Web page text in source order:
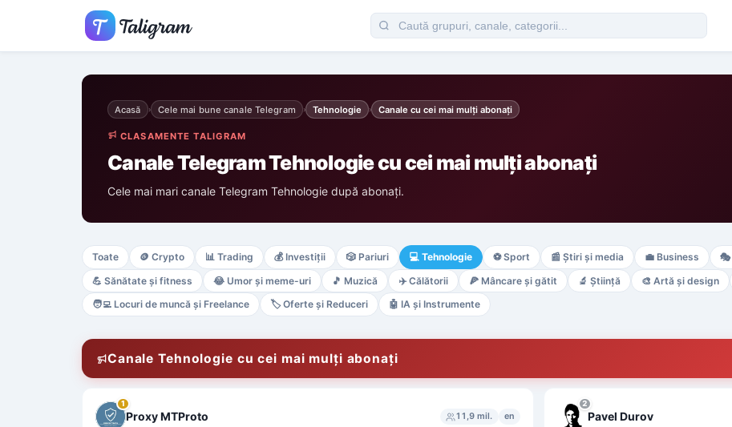
Acasă › Cele mai bune canale Telegram › Tehnologie › Canale cu cei mai mulți abonați
CLASAMENTE TALIGRAM
Canale Telegram Tehnologie cu cei mai mulți abonați
Cele mai mari canale Telegram Tehnologie după abonați.
Toate 🪙 Crypto 📊 Trading 💰 Investiții 🎲 Pariuri 💻 Tehnologie ⚽ Sport 📰 Știri și media 💼 Business 🎭
💪 Sănătate și fitness 😂 Umor și meme-uri 🎵 Muzică ✈️ Călătorii 🍕 Mâncare și gătit 🔬 Știință 🎨 Artă și design
🧑‍💻 Locuri de muncă și Freelance 🏷️ Oferte și Reduceri 🤖 IA și Instrumente
Canale Tehnologie cu cei mai mulți abonați
1
Proxy MTProto 11,9 mil. en
2
Pavel Durov